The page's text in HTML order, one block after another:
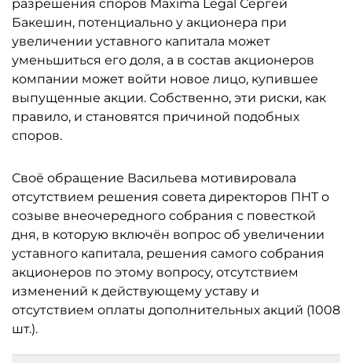
разрешения споров Maxima Legal Сергей
Бакешин, потенциально у акционера при
увеличении уставного капитала может
уменьшиться его доля, а в состав акционеров
компании может войти новое лицо, купившее
выпущенные акции. Собственно, эти риски, как
правило, и становятся причиной подобных
споров.
Своё обращение Васильева мотивировала
отсутствием решения совета директоров ПНТ о
созыве внеочередного собрания с повесткой
дня, в которую включён вопрос об увеличении
уставного капитала, решения самого собрания
акционеров по этому вопросу, отсутствием
изменений к действующему уставу и
отсутствием оплаты дополнительных акций (1008
шт.).